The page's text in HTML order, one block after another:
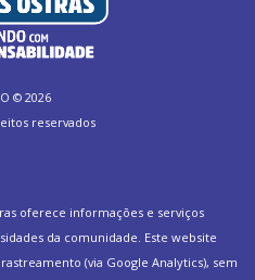
©2026
reservados
oferece informações e serviços
da comunidade. Este website
(via Google Analytics), sem